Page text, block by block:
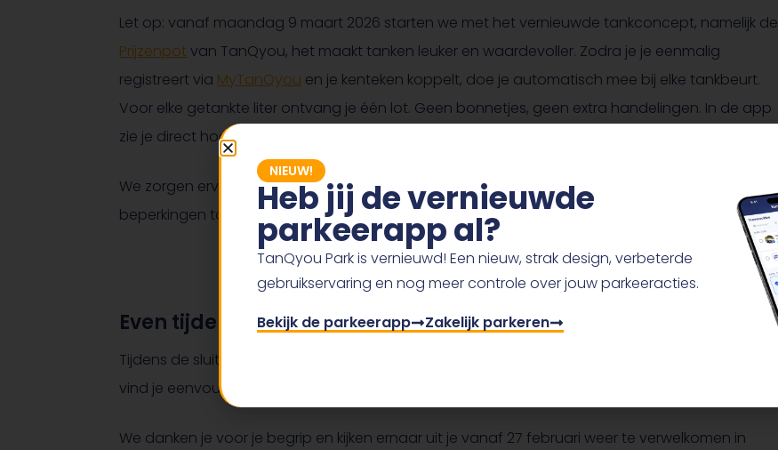
Let op: vanaf maandag 9 maart 2026 starten we met het vernieuwde tankconcept, namelijk de
Prijzenpot van TanQyou, het maakt tanken leuker en waardevoller. Zodra je je eenmalig
registreert via MyTanQyou en je kenteken koppelt, doe je automatisch mee bij elke tankbeurt.
Voor elke getankte liter ontvang je één lot. Geen bonnetjes, geen extra handelingen. In de app
zie je direct hoeveel loten je hebt en voor welke lokale prijzen je meespeelt.
We zorgen ervoor dat dit proces zo soepel mogelijk verloopt en houden eventuele tijdelijke
beperkingen tot een minimum.
Even tijdelijk uitwijken
Tijdens de sluiting kun je terecht bij onze TanQyou-locatie in Drachten. Via de
vind je eenvoudig meer van onze tankstations.
We danken je voor je begrip en kijken ernaar uit je vanaf 27 februari weer te verwelkomen in
NIEUW!
Heb jij de vernieuwde
parkeerapp al?
TanQyou Park is vernieuwd! Een nieuw, strak design, verbeterde
gebruikservaring en nog meer controle over jouw parkeeracties.
Bekijk de parkeerapp
Zakelijk parkeren